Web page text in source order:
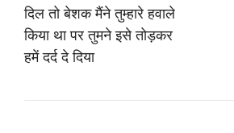
दिल तो बेशक मैंने तुम्हारे हवाले
किया था पर तुमने इसे तोड़कर
हमें दर्द दे दिया